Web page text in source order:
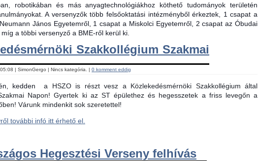
robotikában és más anyagtechnológiákhoz köthető tudományok területén
A versenyzők több felsőoktatási intézményből érkeztek, 1 csapat a
János Egyetemről, 1 csapat a Miskolci Egyetemről, 2 csapat az Óbudai
a többi versenyző a BME-ről kerül ki.
Szakkollégium Szakmai
| SimonGergo | Nincs kategória. | 0 komment eddig
kedden
a HSZO is részt vesz a Közlekedésmérnöki Szakkollégium által
Napon! Gyertek ki az ST épülethez és hegesszetek a friss levegőn a
Várunk mindenkit sok szeretettel!
további infó itt érhető el.
Hegesztési Verseny felhívás